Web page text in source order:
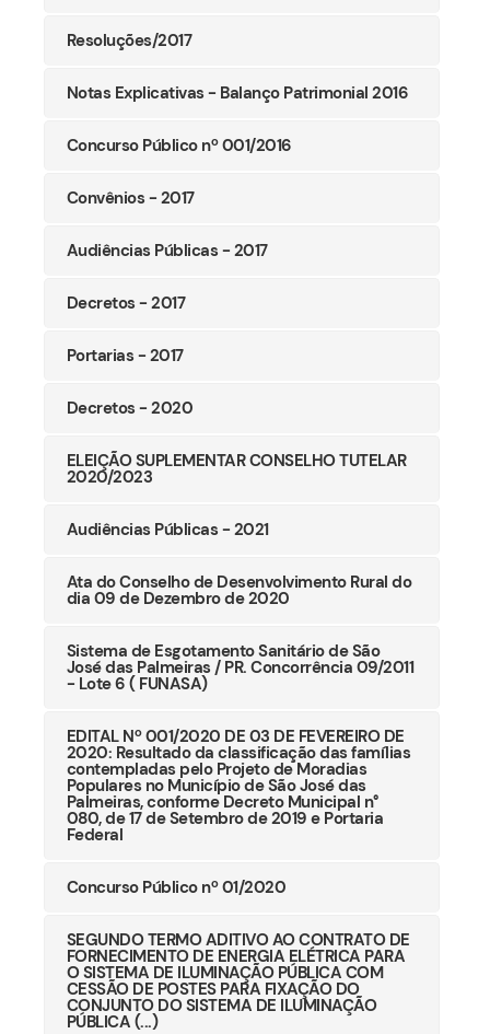
Resoluções/2017
Notas Explicativas - Balanço Patrimonial 2016
Concurso Público nº 001/2016
Convênios - 2017
Audiências Públicas - 2017
Decretos - 2017
Portarias - 2017
Decretos - 2020
ELEIÇÃO SUPLEMENTAR CONSELHO TUTELAR
2020/2023
Audiências Públicas - 2021
Ata do Conselho de Desenvolvimento Rural do
dia 09 de Dezembro de 2020
Sistema de Esgotamento Sanitário de São
José das Palmeiras / PR. Concorrência 09/2011
- Lote 6 ( FUNASA)
EDITAL Nº 001/2020 DE 03 DE FEVEREIRO DE
2020: Resultado da classificação das famílias
contempladas pelo Projeto de Moradias
Populares no Município de São José das
Palmeiras, conforme Decreto Municipal n°
080, de 17 de Setembro de 2019 e Portaria
Federal
Concurso Público nº 01/2020
SEGUNDO TERMO ADITIVO AO CONTRATO DE
FORNECIMENTO DE ENERGIA ELÉTRICA PARA
O SISTEMA DE ILUMINAÇÃO PÚBLICA COM
CESSÃO DE POSTES PARA FIXAÇÃO DO
CONJUNTO DO SISTEMA DE ILUMINAÇÃO
PÚBLICA (...)